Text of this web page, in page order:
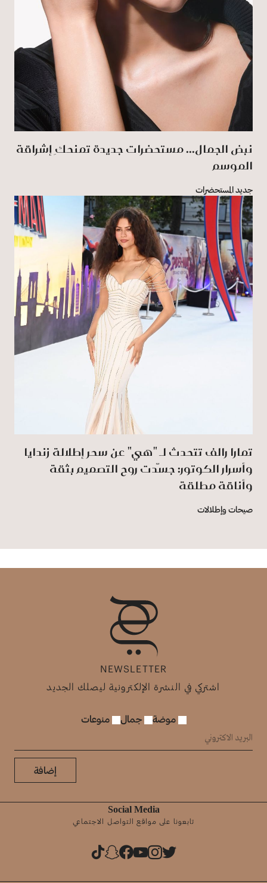
نبض الجمال... مستحضرات جديدة تمنحكِ إشراقة
الموسم
جديد المستحضرات
تمارا رالف تتحدث لـ "هي" عن سحر إطلالة زندايا
وأسرار الكوتور: جسّدت روح التصميم بثقة
وأناقة ‏مطلقة
صيحات وإطلالات
NEWSLETTER
اشتركي في النشرة الإلكترونية ليصلك الجديد
موضة جمال منوعات
إضافة
Social Media
تابعونا على مواقع التواصل الاجتماعي